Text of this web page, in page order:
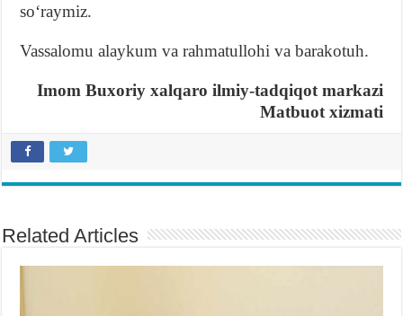
soʻraymiz.
Vassalomu alaykum va rahmatullohi va barakotuh.
Imom Buxoriy xalqaro ilmiy-tadqiqot markazi
Matbuot xizmati
Related Articles